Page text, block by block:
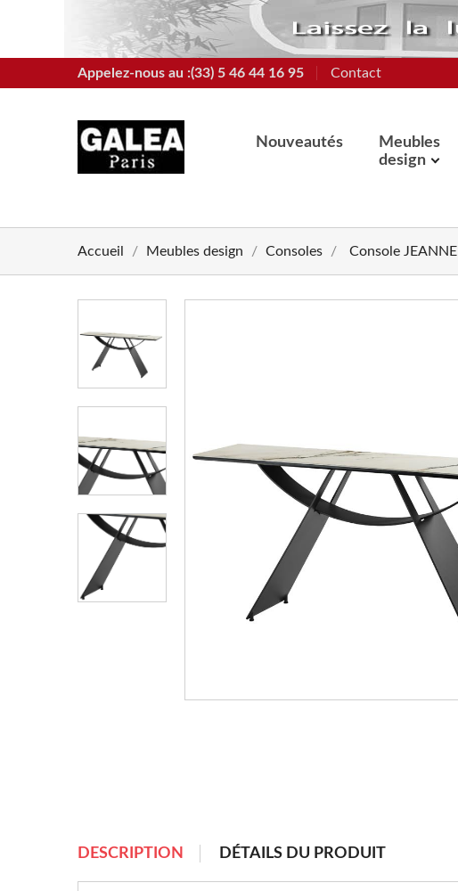
Appelez-nous au :(33) 5 46 44 16 95 Contact
Nouveautés
Meubles
design
Accueil Meubles design Consoles Console JEANNE
DESCRIPTION DÉTAILS DU PRODUIT